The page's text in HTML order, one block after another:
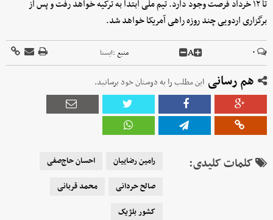
تا ۱۲ خرداد فرصت وجود دارد. تیم ملی ابتدا به ترکیه خواهد رفت و پس از
برگزاری اردویی چند روزه راهی آمریکا خواهد شد.
۰ A منبع :ايسنا
هم رسانی این مطلب را به دوستان خود برسانید.
کلمات کلیدی: رامین رضاییان
احسان حاج‌صفی
صالح حردانی
محمد قربانی
کشور بلژیک